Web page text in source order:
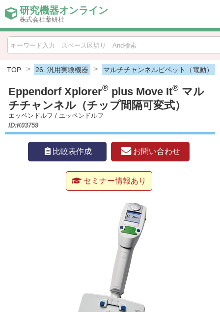
研究機器オンライン
株式会社薬研社
TOP 26. 汎用実験機器 マルチチャンネルピペット（電動）
Eppendorf Xplorer®plus Move It®マル
チチャンネル（チップ間隔可変式）
エッペンドルフ / エッペンドルフ
ID:K03759
比較表作成 お問い合わせ
セミナー情報あり
HOME
比較表作成
お問い合わせ
お知らせ
機器キャンペーン情報一覧
メーカー別索引